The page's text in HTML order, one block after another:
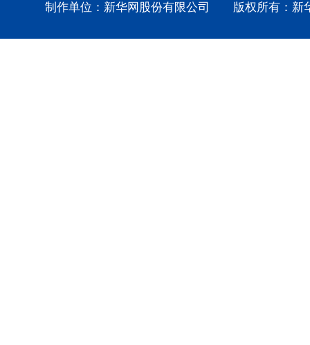
制作单位：新华网股份有限公司 版权所有：新